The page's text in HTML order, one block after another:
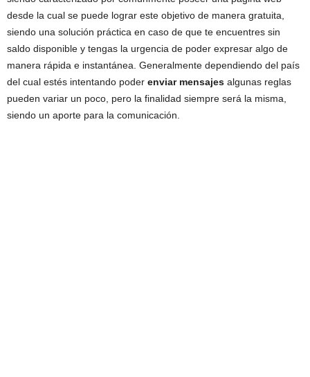
desde la cual se puede lograr este objetivo de manera gratuita,
siendo una solución práctica en caso de que te encuentres sin
saldo disponible y tengas la urgencia de poder expresar algo de
manera rápida e instantánea. Generalmente dependiendo del país
del cual estés intentando poder enviar mensajes algunas reglas
pueden variar un poco, pero la finalidad siempre será la misma,
siendo un aporte para la comunicación.